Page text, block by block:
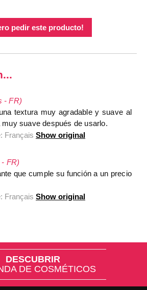
pedir este producto!
- FR)
textura muy agradable y suave al
suave después de usarlo.
Français Show original
FR)
que cumple su función a un precio
Français Show original
DESCUBRIR
DE COSMÉTICOS